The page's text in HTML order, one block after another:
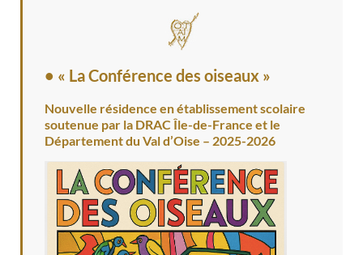
• « La Conférence des oiseaux »
Nouvelle résidence en établissement scolaire
soutenue par la DRAC Île-de-France et le
Département du Val d’Oise – 2025-2026